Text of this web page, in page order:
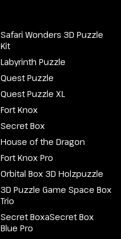
Safari Wonders 3D Puzzle
Kit
Labyrinth Puzzle
Quest Puzzle
Quest Puzzle XL
Fort Knox
Secret Box
House of the Dragon
Fort Knox Pro
Orbital Box 3D Holzpuzzle
3D Puzzle Game Space Box
Trio
Secret BoxaSecret Box
Blue Pro